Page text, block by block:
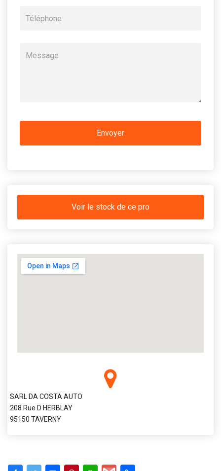
Voir le stock de ce pro
SARL DA COSTA AUTO
208 Rue D HERBLAY
95150 TAVERNY